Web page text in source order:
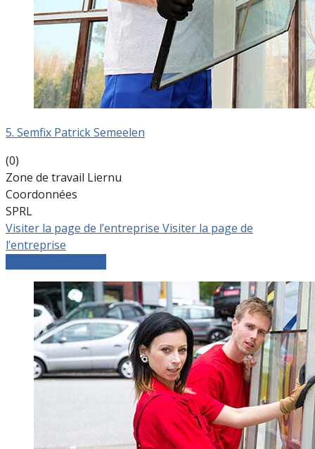
5. Semfix Patrick Semeelen
(0)
Zone de travail Liernu
Coordonnées
SPRL
Visiter la page de l’entreprise Visiter la page de
l’entreprise